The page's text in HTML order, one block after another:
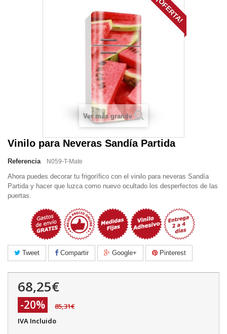
¡OFERTA!
Ver más grande
Vinilo para Neveras Sandía Partida
Referencia N059-T-Mate
Ahora puedes decorar tu frigorífico con el vinilo para neveras Sandía
Partida y hacer que luzca como nuevo ocultado los desperfectos de las
puertas.
Tweet Compartir Google+ Pinterest
68,25€
-20%
85,31€
IVA Incluido